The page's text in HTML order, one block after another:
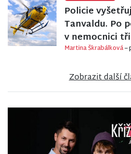
Policie
Tanvaldu. Po
v nemocnici
Martina Škrabálková–
Zobrazit další